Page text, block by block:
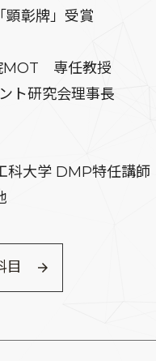
彰牌」受賞
MOT 専任教授
ト研究会理事長
大学 DMP特任講師
目